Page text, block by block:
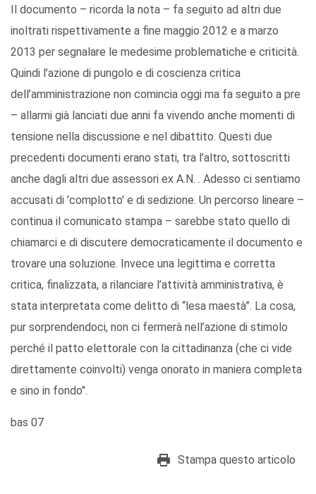
Il documento – ricorda la nota – fa seguito ad altri due
inoltrati rispettivamente a fine maggio 2012 e a marzo
2013 per segnalare le medesime problematiche e criticità.
Quindi l’azione di pungolo e di coscienza critica
dell’amministrazione non comincia oggi ma fa seguito a pre
– allarmi già lanciati due anni fa vivendo anche momenti di
tensione nella discussione e nel dibattito. Questi due
precedenti documenti erano stati, tra l’altro, sottoscritti
anche dagli altri due assessori ex A.N. . Adesso ci sentiamo
accusati di 'complotto' e di sedizione. Un percorso lineare –
continua il comunicato stampa – sarebbe stato quello di
chiamarci e di discutere democraticamente il documento e
trovare una soluzione. Invece una legittima e corretta
critica, finalizzata, a rilanciare l’attività amministrativa, è
stata interpretata come delitto di “lesa maestà”. La cosa,
pur sorprendendoci, non ci fermerà nell’azione di stimolo
perché il patto elettorale con la cittadinanza (che ci vide
direttamente coinvolti) venga onorato in maniera completa
e sino in fondo".
bas 07
Stampa questo articolo